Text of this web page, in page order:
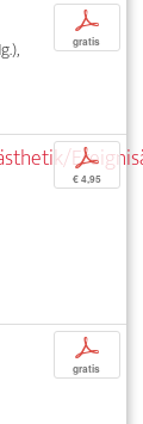
p
gratis
p
€ 4,95
p
gratis